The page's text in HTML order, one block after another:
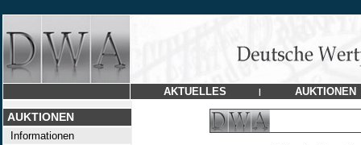
AKTUELLES | AUKTIONEN
AUKTIONEN
Informationen